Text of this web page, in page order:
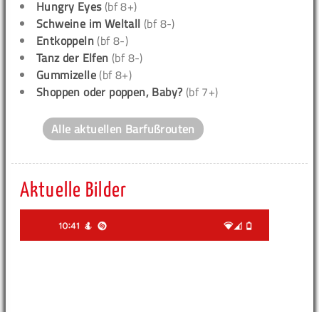
Hungry Eyes(bf 8+)
Schweine im Weltall (bf 8-)
Entkoppeln (bf 8-)
Tanz der Elfen (bf 8-)
Gummizelle (bf 8+)
Shoppen oder poppen, Baby? (bf 7+)
Alle aktuellen Barfußrouten
Aktuelle Bilder